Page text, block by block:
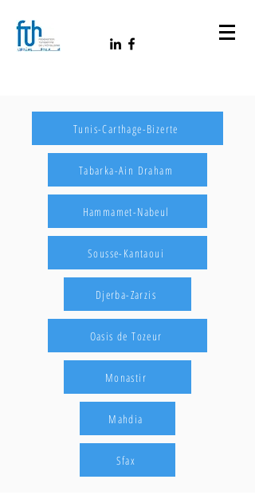
Tunis-Carthage-Bizerte
Tabarka-Ain Draham
Hammamet-Nabeul
Sousse-Kantaoui
Djerba-Zarzis
Oasis de Tozeur
Monastir
Mahdia
Sfax